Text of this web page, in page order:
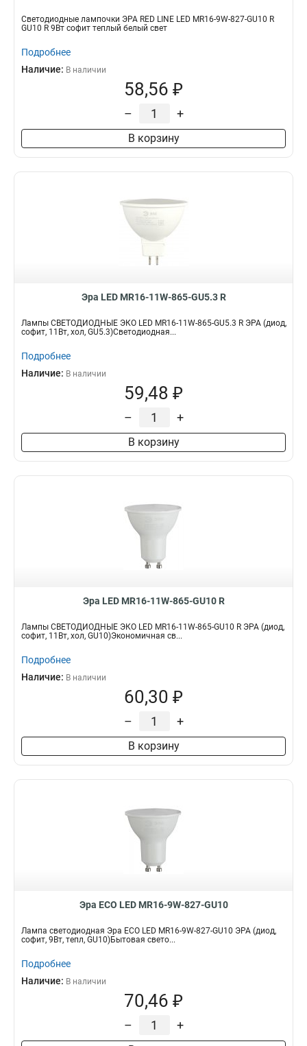
Светодиодные лампочки ЭРА RED LINE LED MR16-9W-827-GU10 R
GU10 R 9Вт софит теплый белый свет
Подробнее
Наличие: В наличии
58,56 ₽
– +
В корзину
Эра LED MR16-11W-865-GU5.3 R
Лампы СВЕТОДИОДНЫЕ ЭКО LED MR16-11W-865-GU5.3 R ЭРА (диод,
софит, 11Вт, хол, GU5.3)Светодиодная...
Подробнее
Наличие: В наличии
59,48 ₽
– +
В корзину
Эра LED MR16-11W-865-GU10 R
Лампы СВЕТОДИОДНЫЕ ЭКО LED MR16-11W-865-GU10 R ЭРА (диод,
софит, 11Вт, хол, GU10)Экономичная св...
Подробнее
Наличие: В наличии
60,30 ₽
– +
В корзину
Эра ECO LED MR16-9W-827-GU10
Лампа светодиодная Эра ECO LED MR16-9W-827-GU10 ЭРА (диод,
софит, 9Вт, тепл, GU10)Бытовая свето...
Подробнее
Наличие: В наличии
70,46 ₽
– +